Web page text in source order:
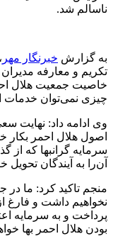
ناسالم شد.
به گزارش خبرنگار مهر
تکریم و معارفه
خاصیت جمعیت هلال
چیزی نمی‌توان خدمات
وی ادامه داد: نهایت
اصول هلال احمر بکار
سرمایه گرانبها که
آن‌را به آیندگان تحویل
منجم تاکید کرد: ما در
نخواهیم داشت و فارغ
پرداخت و به سرمایه
بودن هلال احمر بها